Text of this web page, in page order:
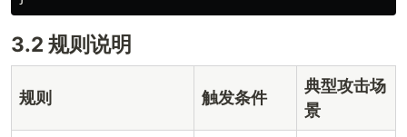
3.2 规则说明
规则 触发条件
典型攻击场
景